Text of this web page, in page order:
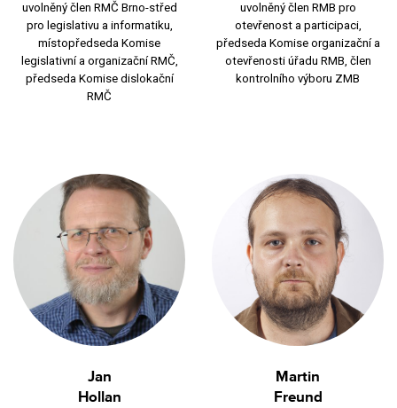
uvolněný člen RMČ Brno-střed
pro legislativu a informatiku,
místopředseda Komise
legislativní a organizační RMČ,
předseda Komise dislokační
RMČ
uvolněný člen RMB pro
otevřenost a participaci,
předseda Komise organizační a
otevřenosti úřadu RMB, člen
kontrolního výboru ZMB
Jan
Hollan
Martin
Freund